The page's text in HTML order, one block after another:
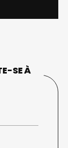
SE À